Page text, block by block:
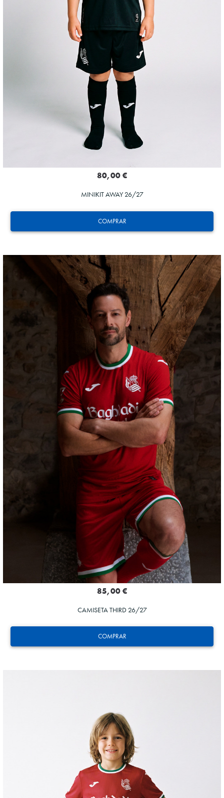
COMPRAR
80,00 €
MINIKIT AWAY 26/27
COMPRAR
OYARZABAL
10
85,00 €
CAMISETA THIRD 26/27
OYARZABAL
10